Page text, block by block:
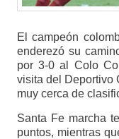
El campeón
enderezó su
por 3-0 al Colo
visita del Deportivo
muy cerca de
Santa Fe marcha
puntos, mientras